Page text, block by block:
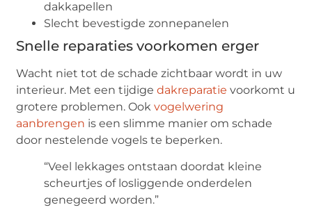
dakkapellen
Slecht bevestigde zonnepanelen
Snelle reparaties voorkomen erger
Wacht niet tot de schade zichtbaar wordt in uw
interieur. Met een tijdigedakreparatie voorkomt u
grotere problemen. Ookvogelwering
aanbrengen is een slimme manier om schade
door nestelende vogels te beperken.
“Veel lekkages ontstaan doordat kleine
scheurtjes of losliggende onderdelen
genegeerd worden.”